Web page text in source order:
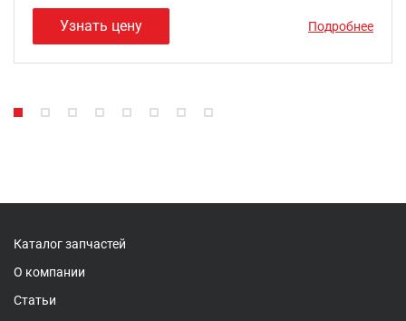
Узнать цену Подробнее
Каталог запчастей
О компании
Статьи